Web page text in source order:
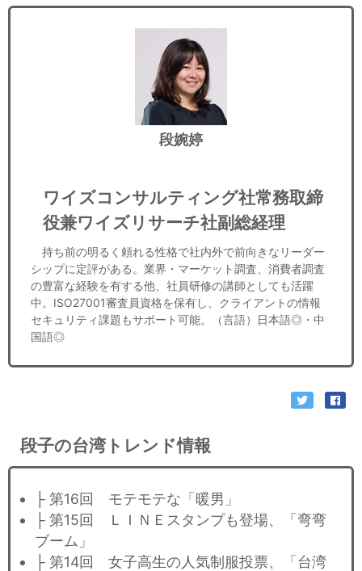
段婉婷
ワイズコンサルティング社常務取締
役兼ワイズリサーチ社副総経理
持ち前の明るく頼れる性格で社内外で前向きなリーダー
シップに定評がある。業界・マーケット調査、消費者調査
の豊富な経験を有する他、社員研修の講師としても活躍
中。ISO27001審査員資格を保有し、クライアントの情報
セキュリティ課題もサポート可能。（言語）日本語◎・中
国語◎
段子の台湾トレンド情報
├ 第16回 モテモテな「暖男」
├ 第15回 ＬＩＮＥスタンプも登場、「弯弯
ブーム」
├ 第14回 女子高生の人気制服投票、「台湾